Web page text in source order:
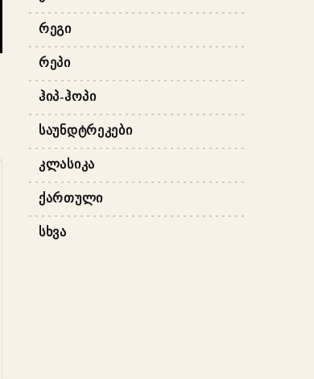
ᲠᲔᲒᲘ
ᲠᲔᲞᲘ
ᲰᲘᲞ-ᲰᲝᲞᲘ
ᲡᲐᲣᲜᲓᲢᲠᲔᲙᲔᲑᲘ
ᲙᲚᲐᲡᲘᲙᲐ
ᲥᲐᲠᲗᲣᲚᲘ
ᲡᲮᲕᲐ